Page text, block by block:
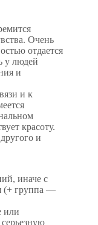
Очень
отдается
у людей
и
и к
красоту.
и
иначе с
(+ группа —
или